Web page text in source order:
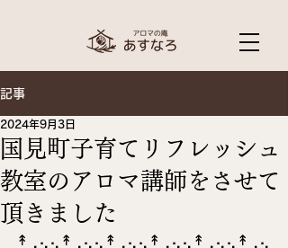
記事
国見町子育てリフレッシュ
教室のアロマ講師をさせて
頂きました
2024年9月3日
⁡↟⢀⢄⢄↟⢀⢄⢄↟⢀⢄⢄↟⢀⢄⢄↟⢀⢄⢄↟⢀⢄